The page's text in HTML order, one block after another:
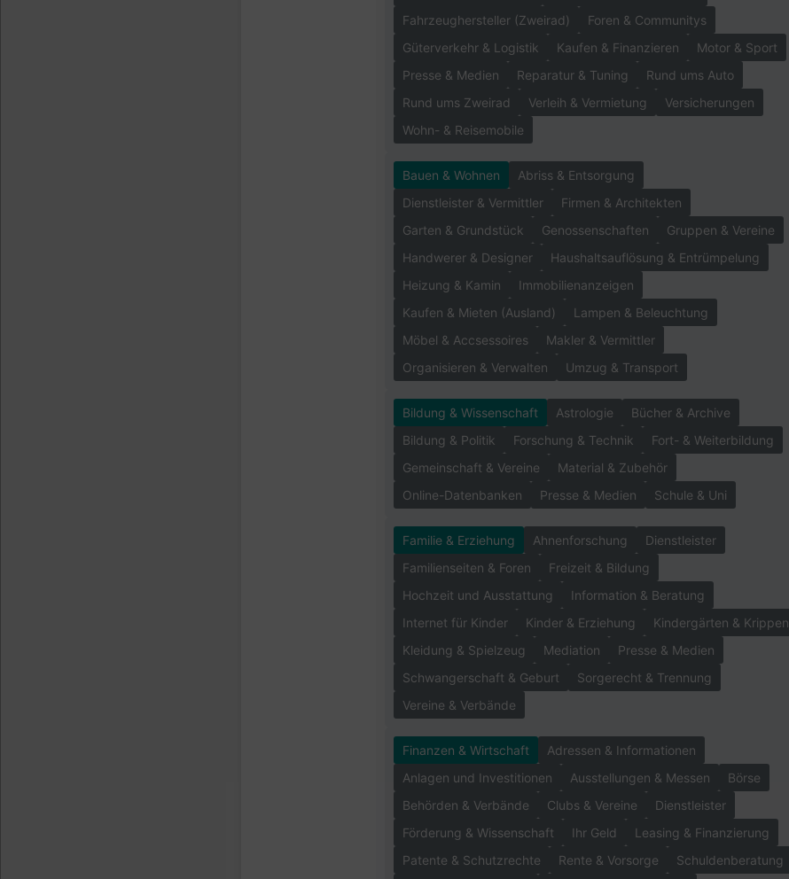
Fahrzeughersteller (Zweirad)
Foren & Communitys
Güterverkehr & Logistik
Kaufen & Finanzieren
Motor & Sport
Presse & Medien
Reparatur & Tuning
Rund ums Auto
Rund ums Zweirad
Verleih & Vermietung
Versicherungen
Wohn- & Reisemobile
Bauen & Wohnen
Abriss & Entsorgung
Dienstleister & Vermittler
Firmen & Architekten
Garten & Grundstück
Genossenschaften
Gruppen & Vereine
Handwerer & Designer
Haushaltsauflösung & Entrümpelung
Heizung & Kamin
Immobilienanzeigen
Kaufen & Mieten (Ausland)
Lampen & Beleuchtung
Möbel & Accsessoires
Makler & Vermittler
Organisieren & Verwalten
Umzug & Transport
Bildung & Wissenschaft Astrologie
Bücher & Archive
Bildung & Politik
Forschung & Technik
Fort- & Weiterbildung
Gemeinschaft & Vereine
Material & Zubehör
Online-Datenbanken
Presse & Medien Schule & Uni
Familie & Erziehung Ahnenforschung
Dienstleister
Familienseiten & Foren
Freizeit & Bildung
Hochzeit und Ausstattung
Information & Beratung
Internet für Kinder
Kinder & Erziehung
Kindergärten & Krippen
Kleidung & Spielzeug
Mediation
Presse & Medien
Schwangerschaft & Geburt
Sorgerecht & Trennung
Vereine & Verbände
Finanzen & Wirtschaft
Adressen & Informationen
Anlagen und Investitionen
Ausstellungen & Messen
Börse
Behörden & Verbände
Clubs & Vereine
Dienstleister
Förderung & Wissenschaft
Ihr Geld
Leasing & Finanzierung
Patente & Schutzrechte
Rente & Vorsorge
Schuldenberatung